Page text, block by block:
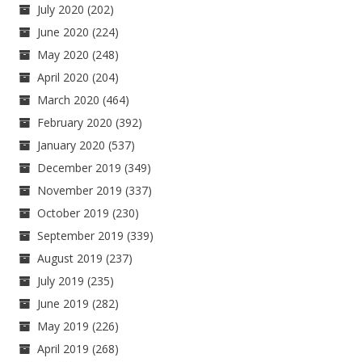
July 2020 (202)
June 2020 (224)
May 2020 (248)
April 2020 (204)
March 2020 (464)
February 2020 (392)
January 2020 (537)
December 2019 (349)
November 2019 (337)
October 2019 (230)
September 2019 (339)
August 2019 (237)
July 2019 (235)
June 2019 (282)
May 2019 (226)
April 2019 (268)